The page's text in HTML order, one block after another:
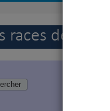
races de la